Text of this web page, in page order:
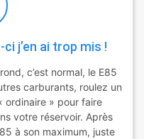
j’en ai trop mis !
c’est normal, le E85
carburants, roulez un
ordinaire » pour faire
votre réservoir. Après
à son maximum, juste